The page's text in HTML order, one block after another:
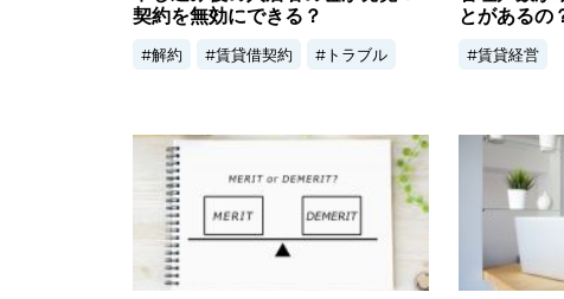
契約を無効にできる？
解約 賃貸借契約 トラブル
とがあるの
賃貸経営